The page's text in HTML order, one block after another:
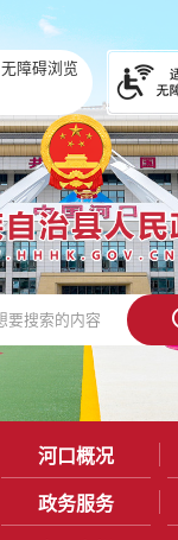
无障碍浏览
河口概况
政务服务